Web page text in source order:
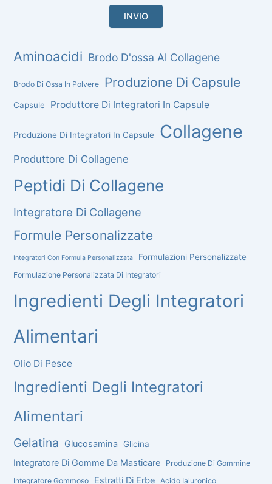
Aminoacidi Brodo D'ossa Al Collagene
Brodo Di Ossa In Polvere Produzione Di Capsule
Capsule Produttore Di Integratori In Capsule
Produzione Di Integratori In Capsule Collagene
Produttore Di Collagene
Peptidi Di Collagene
Integratore Di Collagene
Formule Personalizzate
Integratori Con Formula Personalizzata Formulazioni Personalizzate
Formulazione Personalizzata Di Integratori
Ingredienti Degli Integratori
Alimentari
Olio Di Pesce
Ingredienti Degli Integratori
Alimentari
Gelatina Glucosamina Glicina
Integratore Di Gomme Da Masticare
Produzione Di Gommine
Integratore Gommoso
Estratti Di Erbe Acido Ialuronico